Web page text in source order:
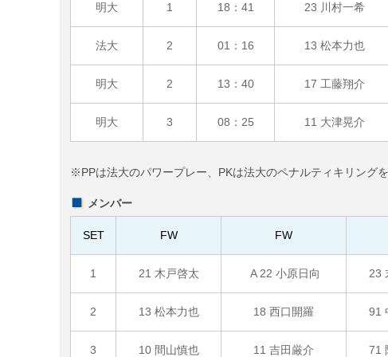
明大 1 18：41 23 川村一希
法大 2 01：16 13 松本力也
明大 2 13：40 17 工藤翔介
明大 3 08：25 11 大津晃介
※PPは法大のパワープレー、PKは法大のペナルティキリングを
メンバー
SET FW FW
1 21 木戸啓太 A 22 小原日向 23
2 13 松本力也 18 西口開羅 91
3 10 間山慎也 11 吉田厳介 71